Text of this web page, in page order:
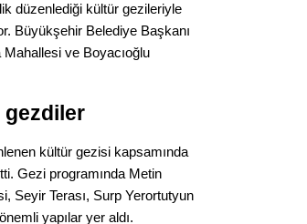
düzenlediği kültür gezileriyle
Büyükşehir Belediye Başkanı
ve Boyacıoğlu
gezdiler
kültür gezisi kapsamında
Gezi programında Metin
Seyir Terası, Surp Yerortutyun
yapılar yer aldı.